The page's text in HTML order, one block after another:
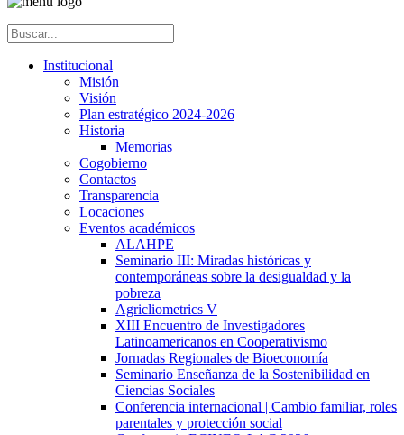
Institucional
Misión
Visión
Plan estratégico 2024-2026
Historia
Memorias
Cogobierno
Contactos
Transparencia
Locaciones
Eventos académicos
ALAHPE
Seminario III: Miradas históricas y
contemporáneas sobre la desigualdad y la
pobreza
Agricliometrics V
XIII Encuentro de Investigadores
Latinoamericanos en Cooperativismo
Jornadas Regionales de Bioeconomía
Seminario Enseñanza de la Sostenibilidad en
Ciencias Sociales
Conferencia internacional | Cambio familiar, roles
parentales y protección social